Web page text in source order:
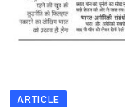
ARTICLE